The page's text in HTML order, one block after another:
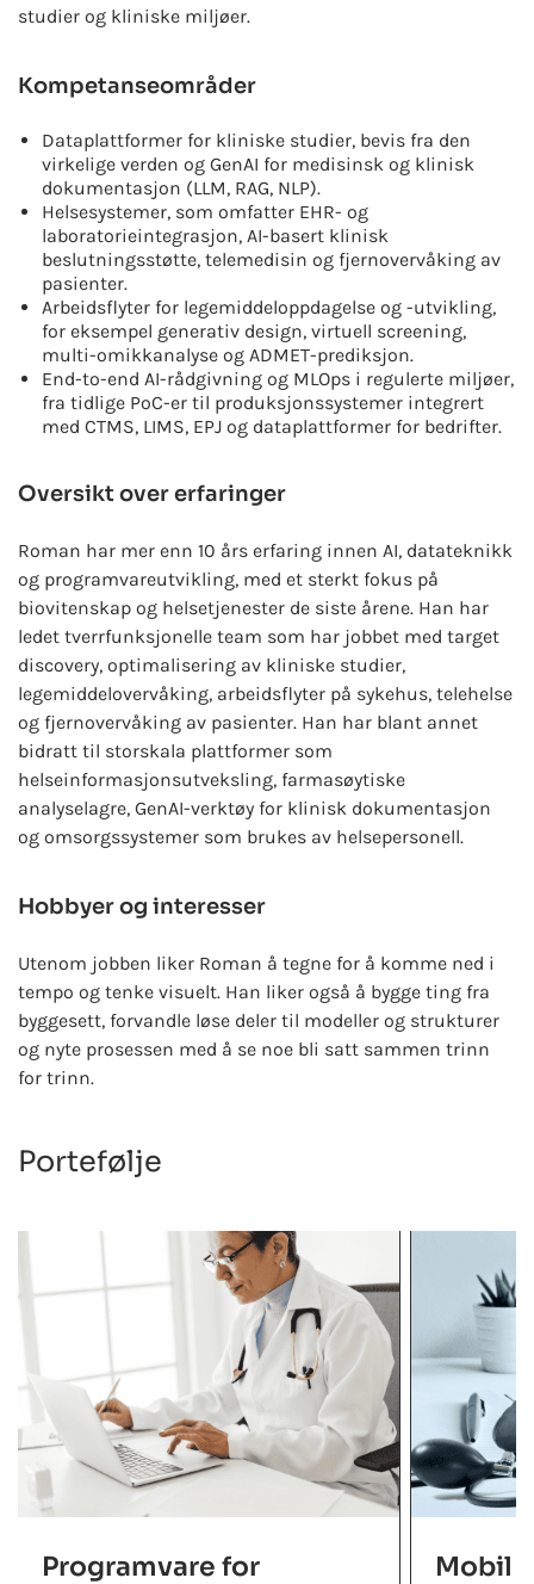
studier og kliniske miljøer.
Kompetanseområder
Dataplattformer for kliniske studier, bevis fra den
virkelige verden og GenAI for medisinsk og klinisk
dokumentasjon (LLM, RAG, NLP).
Helsesystemer, som omfatter EHR- og
laboratorieintegrasjon, AI-basert klinisk
beslutningsstøtte, telemedisin og fjernovervåking av
pasienter.
Arbeidsflyter for legemiddeloppdagelse og -utvikling,
for eksempel generativ design, virtuell screening,
multi-omikkanalyse og ADMET-prediksjon.
End-to-end AI-rådgivning og MLOps i regulerte miljøer,
fra tidlige PoC-er til produksjonssystemer integrert
med CTMS, LIMS, EPJ og dataplattformer for bedrifter.
Oversikt over erfaringer
Roman har mer enn 10 års erfaring innen AI, datateknikk
og programvareutvikling, med et sterkt fokus på
biovitenskap og helsetjenester de siste årene. Han har
ledet tverrfunksjonelle team som har jobbet med target
discovery, optimalisering av kliniske studier,
legemiddelovervåking, arbeidsflyter på sykehus, telehelse
og fjernovervåking av pasienter. Han har blant annet
bidratt til storskala plattformer som
helseinformasjonsutveksling, farmasøytiske
analyselagre, GenAI-verktøy for klinisk dokumentasjon
og omsorgssystemer som brukes av helsepersonell.
Hobbyer og interesser
Utenom jobben liker Roman å tegne for å komme ned i
tempo og tenke visuelt. Han liker også å bygge ting fra
byggesett, forvandle løse deler til modeller og strukturer
og nyte prosessen med å se noe bli satt sammen trinn
for trinn.
Portefølje
Programvare for
Mobil